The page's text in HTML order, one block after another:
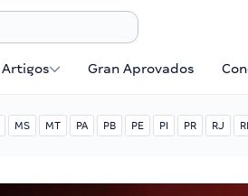
Artigos Gran Aprovados
MS MT PA PB PE PI PR RJ